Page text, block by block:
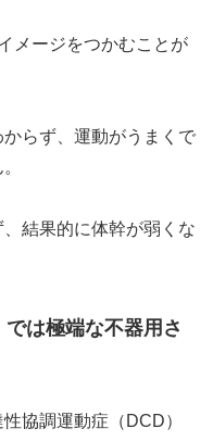
メージをつかむことが
らず、運動がうまくで
結果的に体幹が弱くな
は極端な不器用さ
協調運動症（DCD）